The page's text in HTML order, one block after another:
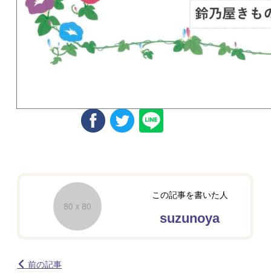
この記事を書いた人
suzunoya
前の記事